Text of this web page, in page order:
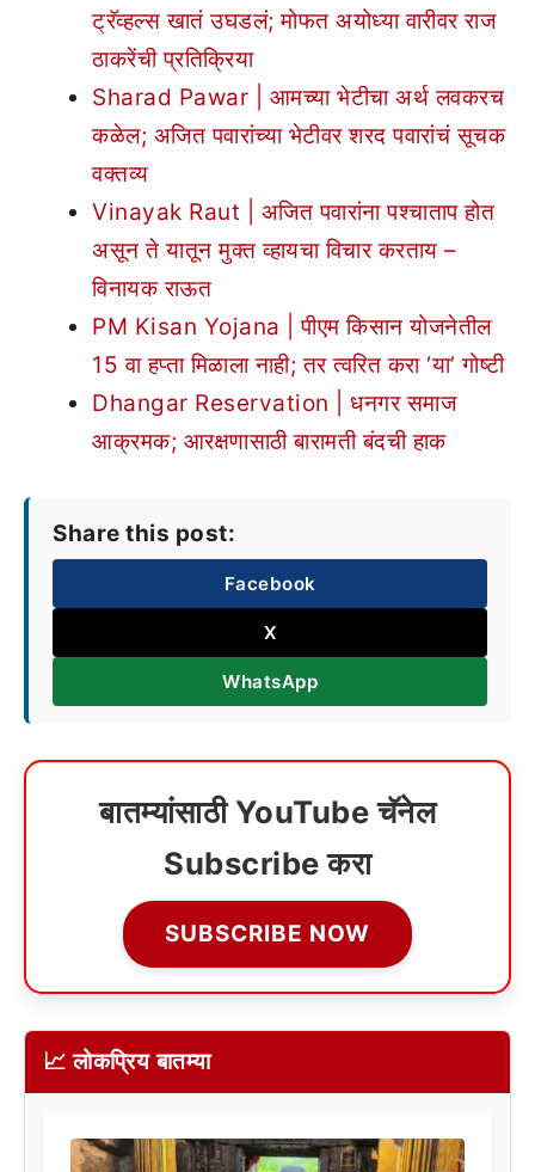
ट्रॅव्हल्स खातं उघडलं; मोफत अयोध्या वारीवर राज
ठाकरेंची प्रतिक्रिया
Sharad Pawar | आमच्या भेटीचा अर्थ लवकरच
कळेल; अजित पवारांच्या भेटीवर शरद पवारांचं सूचक
वक्तव्य
Vinayak Raut | अजित पवारांना पश्चाताप होत
असून ते यातून मुक्त व्हायचा विचार करताय –
विनायक राऊत
PM Kisan Yojana | पीएम किसान योजनेतील
15 वा हप्ता मिळाला नाही; तर त्वरित करा ‘या’ गोष्टी
Dhangar Reservation | धनगर समाज
आक्रमक; आरक्षणासाठी बारामती बंदची हाक
Share this post:
Facebook
X
WhatsApp
बातम्यांसाठी YouTube चॅनेल
Subscribe करा
SUBSCRIBE NOW
📈 लोकप्रिय बातम्या